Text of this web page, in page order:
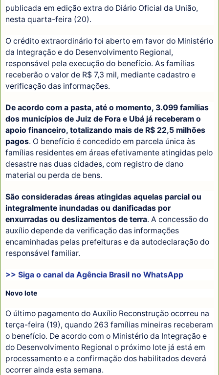
publicada em edição extra do Diário Oficial da União,
nesta quarta-feira (20).
O crédito extraordinário foi aberto em favor do Ministério
da Integração e do Desenvolvimento Regional,
responsável pela execução do benefício. As famílias
receberão o valor de R$ 7,3 mil, mediante cadastro e
verificação das informações.
De acordo com a pasta, até o momento, 3.099 famílias
dos municípios de Juiz de Fora e Ubá já receberam o
apoio financeiro, totalizando mais de R$ 22,5 milhões
pagos. O benefício é concedido em parcela única às
famílias residentes em áreas efetivamente atingidas pelo
desastre nas duas cidades, com registro de dano
material ou perda de bens.
São consideradas áreas atingidas aquelas parcial ou
integralmente inundadas ou danificadas por
enxurradas ou deslizamentos de terra. A concessão do
auxílio depende da verificação das informações
encaminhadas pelas prefeituras e da autodeclaração do
responsável familiar.
>> Siga o canal da Agência Brasil no WhatsApp
Novo lote
O último pagamento do Auxílio Reconstrução ocorreu na
terça-feira (19), quando 263 famílias mineiras receberam
o benefício. De acordo com o Ministério da Integração e
do Desenvolvimento Regional o próximo lote já está em
processamento e a confirmação dos habilitados deverá
ocorrer ainda esta semana.